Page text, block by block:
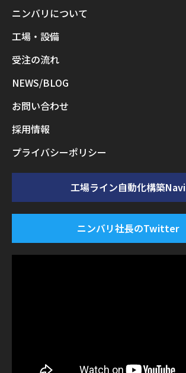
ニンバリについて
工場・設備
受注の流れ
NEWS/BLOG
お問い合わせ
採用情報
プライバシーポリシー
工場ライン自動化構築Navi
ニンバリ社長のTwitter